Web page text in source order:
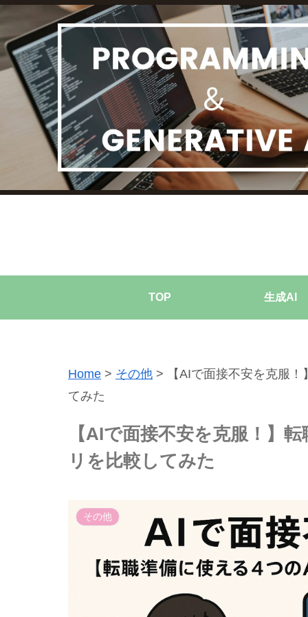
TOP 生成AI
Home > その他 >
【AIで面接不安を克服
てみた
【AIで面接不安を克服！】
リを比較してみた
その他